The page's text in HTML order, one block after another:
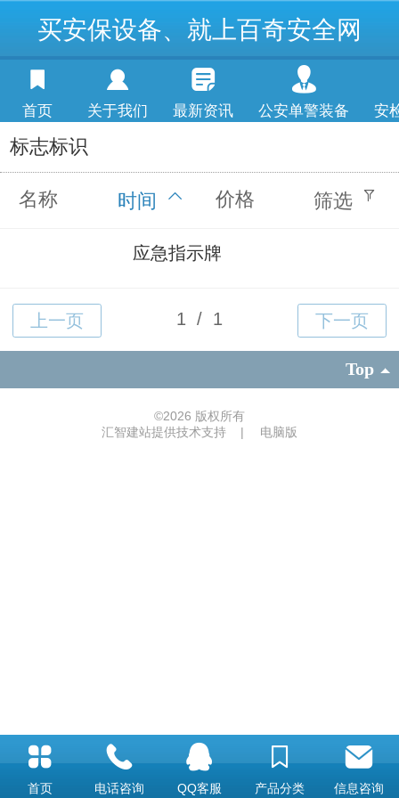
买安保设备、就上百奇安全网
首页 关于我们 最新资讯 公安单警装备 安
标志标识
名称 时间 价格 筛选
应急指示牌
Top
©2026 版权所有
汇智建站提供技术支持
| 电脑版
首页 电话咨询 QQ客服 产品分类 信息咨询